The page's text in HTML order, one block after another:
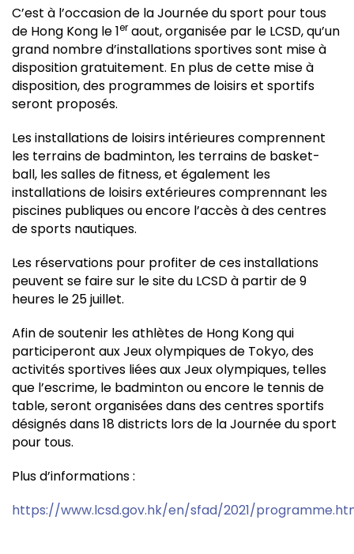
C’est à l’occasion de la Journée du sport pour tous
de Hong Kong le 1er aout, organisée par le LCSD, qu’un
grand nombre d’installations sportives sont mise à
disposition gratuitement. En plus de cette mise à
disposition, des programmes de loisirs et sportifs
seront proposés.
Les installations de loisirs intérieures comprennent
les terrains de badminton, les terrains de basket-
ball, les salles de fitness, et également les
installations de loisirs extérieures comprennant les
piscines publiques ou encore l’accès à des centres
de sports nautiques.
Les réservations pour profiter de ces installations
peuvent se faire sur le site du LCSD à partir de 9
heures le 25 juillet.
Afin de soutenir les athlètes de Hong Kong qui
participeront aux Jeux olympiques de Tokyo, des
activités sportives liées aux Jeux olympiques, telles
que l’escrime, le badminton ou encore le tennis de
table, seront organisées dans des centres sportifs
désignés dans 18 districts lors de la Journée du sport
pour tous.
Plus d’informations :
https://www.lcsd.gov.hk/en/sfad/2021/